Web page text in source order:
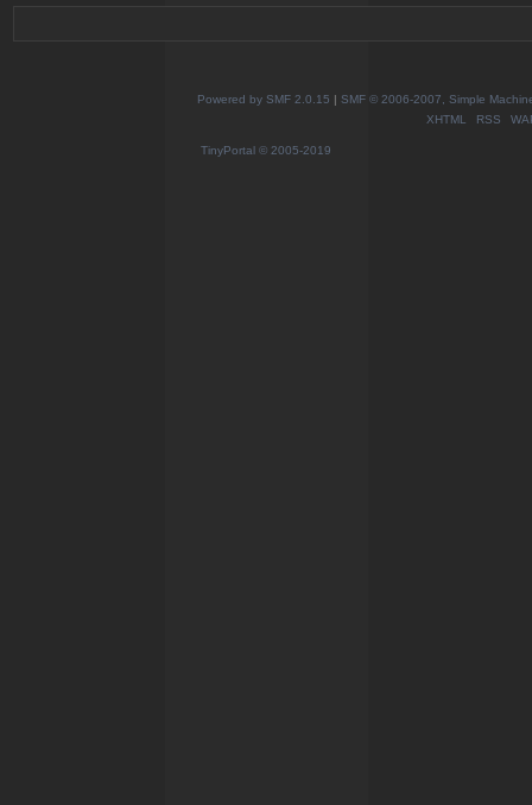
Powered by SMF 2.0.15 | SMF © 2006-2007, Simple
XHTML
RSS
TinyPortal © 2005-2019